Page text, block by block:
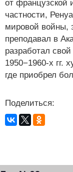
от французской
частности,
мировой войны,
преподавал в
разработал
1950−1960-х гг.
где приобрел
Поделиться: